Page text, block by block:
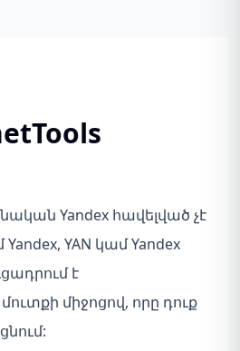
Yandex հավելված չէ
YAN կամ Yandex
է
միջոցով, որը դուք